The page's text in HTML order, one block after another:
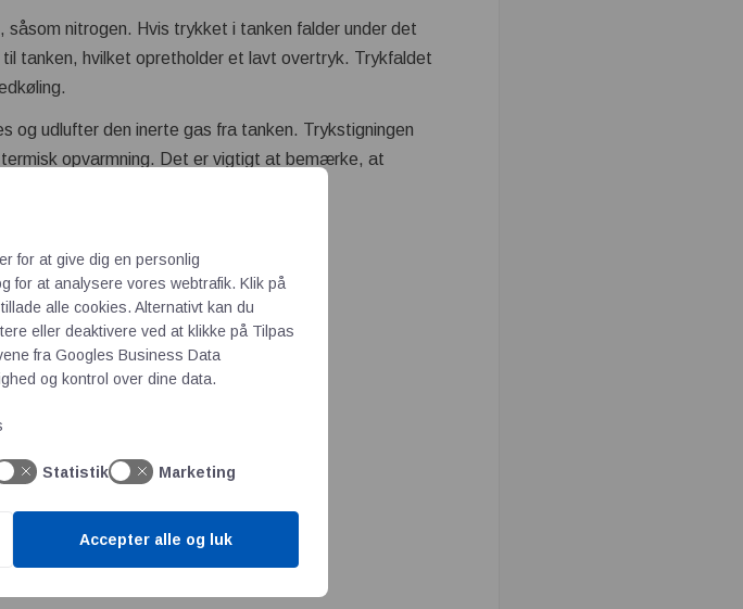
nitrogen. Hvis trykket i tanken falder under det
tanken, hvilket opretholder et lavt overtryk. Trykfaldet
og udlufter den inerte gas fra tanken. Trykstigningen
opvarmning. Det er vigtigt at bemærke, at
for tanken.
for at give dig en personlig
for at analysere vores webtrafik. Klik på
alle cookies. Alternativt kan du
eller deaktivere ved at klikke på Tilpas
fra Googles Business Data
og kontrol over dine data.
Statistik Marketing
Accepter alle og luk